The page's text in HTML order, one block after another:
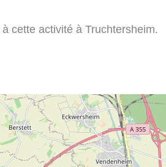
cette activité à Truchtersheim.